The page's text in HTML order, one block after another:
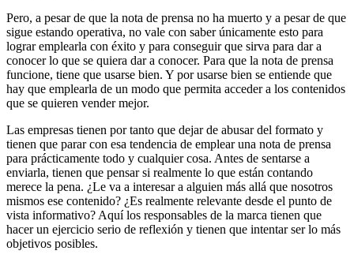
Pero, a pesar de que la nota de prensa no ha muerto y a pesar de que
sigue estando operativa, no vale con saber únicamente esto para
lograr emplearla con éxito y para conseguir que sirva para dar a
conocer lo que se quiera dar a conocer. Para que la nota de prensa
funcione, tiene que usarse bien. Y por usarse bien se entiende que
hay que emplearla de un modo que permita acceder a los contenidos
que se quieren vender mejor.
Las empresas tienen por tanto que dejar de abusar del formato y
tienen que parar con esa tendencia de emplear una nota de prensa
para prácticamente todo y cualquier cosa. Antes de sentarse a
enviarla, tienen que pensar si realmente lo que están contando
merece la pena. ¿Le va a interesar a alguien más allá que nosotros
mismos ese contenido? ¿Es realmente relevante desde el punto de
vista informativo? Aquí los responsables de la marca tienen que
hacer un ejercicio serio de reflexión y tienen que intentar ser lo más
objetivos posibles.